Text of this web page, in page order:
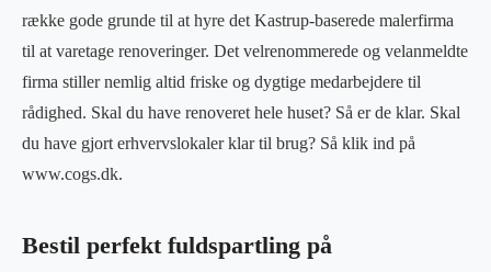
række gode grunde til at hyre det Kastrup-baserede malerfirma
til at varetage renoveringer. Det velrenommerede og velanmeldte
firma stiller nemlig altid friske og dygtige medarbejdere til
rådighed. Skal du have renoveret hele huset? Så er de klar. Skal
du have gjort erhvervslokaler klar til brug? Så klik ind på
www.cogs.dk.
Bestil perfekt fuldspartling på